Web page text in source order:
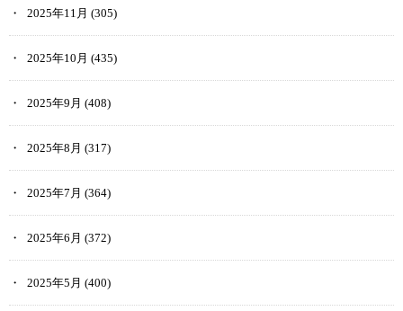
2025年11月 (305)
2025年10月 (435)
2025年9月 (408)
2025年8月 (317)
2025年7月 (364)
2025年6月 (372)
2025年5月 (400)